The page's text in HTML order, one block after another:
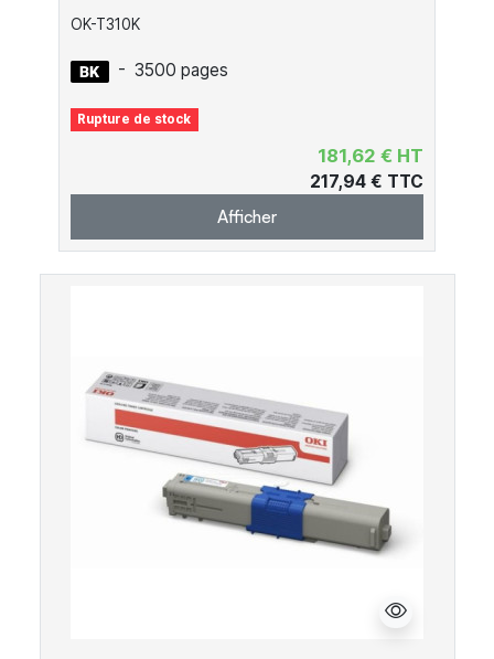
OK-T310K
- 3500 pages
Rupture de stock
181,62 € HT
217,94 € TTC
Afficher